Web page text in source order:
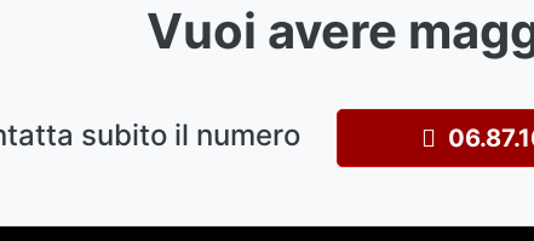
Vuoi avere
subito il numero